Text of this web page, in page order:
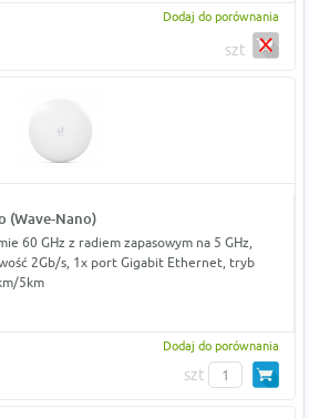
Dodaj do porównania
szt
(Wave-Nano)
60 GHz z radiem zapasowym na 5 GHz,
2Gb/s, 1x port Gigabit Ethernet, tryb
5km
Dodaj do porównania
szt